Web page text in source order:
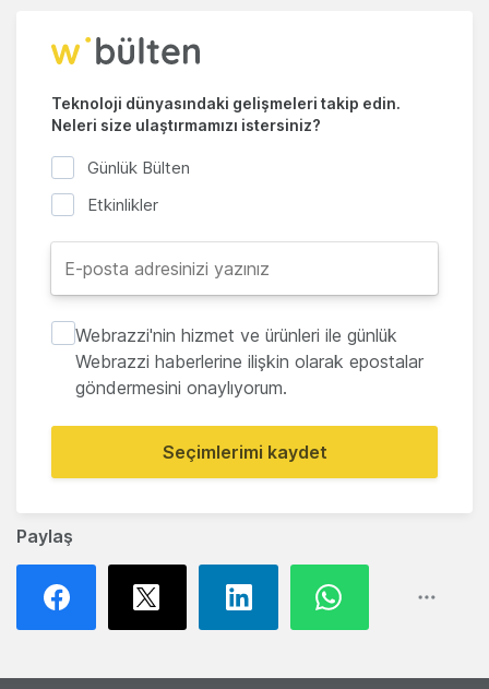
Paylaş
Teknoloji dünyasındaki gelişmeleri takip edin.
Neleri size ulaştırmamızı istersiniz?
Günlük Bülten
Etkinlikler
Webrazzi'nin hizmet ve ürünleri ile günlük
Webrazzi haberlerine ilişkin olarak epostalar
göndermesini onaylıyorum.
Seçimlerimi kaydet